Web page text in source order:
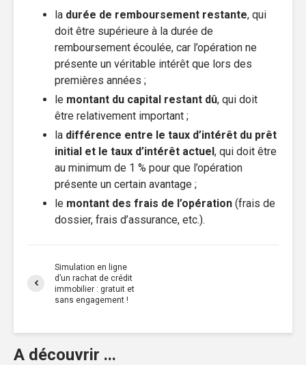
la durée de remboursement restante, qui
doit être supérieure à la durée de
remboursement écoulée, car l’opération ne
présente un véritable intérêt que lors des
premières années ;
le montant du capital restant dû, qui doit
être relativement important ;
la différence entre le taux d’intérêt du prêt
initial et le taux d’intérêt actuel, qui doit être
au minimum de 1 % pour que l’opération
présente un certain avantage ;
le montant des frais de l’opération (frais de
dossier, frais d’assurance, etc.).
Simulation en ligne
d’un rachat de crédit
immobilier : gratuit et
sans engagement !
A découvrir ...